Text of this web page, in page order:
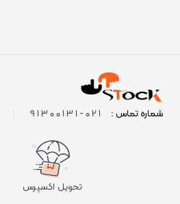
شماره تماس : 021-91300131
تحویل اکسپرس